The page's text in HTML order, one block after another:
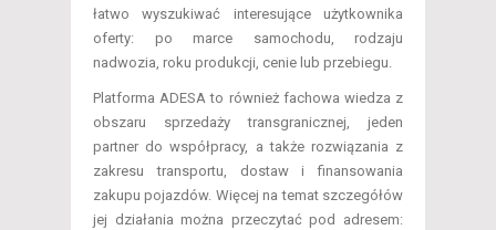
łatwo wyszukiwać interesujące użytkownika
oferty: po marce samochodu, rodzaju
nadwozia, roku produkcji, cenie lub przebiegu.
Platforma ADESA to również fachowa wiedza z
obszaru sprzedaży transgranicznej, jeden
partner do współpracy, a także rozwiązania z
zakresu transportu, dostaw i finansowania
zakupu pojazdów. Więcej na temat szczegółów
jej działania można przeczytać pod adresem: